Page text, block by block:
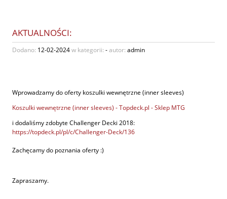
AKTUALNOŚCI:
Dodano: 12-02-2024w kategorii: -autor: admin
Wprowadzamy do oferty koszulki wewnętrzne (inner sleeves)
Koszulki wewnętrzne (inner sleeves) - Topdeck.pl - Sklep MTG
i dodaliśmy zdobyte Challenger Decki 2018:
https://topdeck.pl/pl/c/Challenger-Deck/136
Zachęcamy do poznania oferty :)
Zapraszamy.